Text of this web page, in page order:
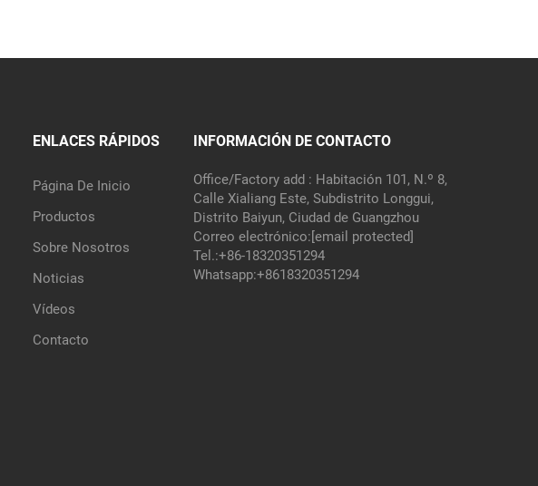
ENLACES RÁPIDOS
Página De Inicio
Productos
Sobre Nosotros
Noticias
Vídeos
Contacto
INFORMACIÓN DE CONTACTO
Office/Factory add : Habitación 101, N.º 8,
Calle Xialiang Este, Subdistrito Longgui,
Distrito Baiyun, Ciudad de Guangzhou
Correo electrónico:[email protected]
Tel.:+86-18320351294
Whatsapp:+8618320351294